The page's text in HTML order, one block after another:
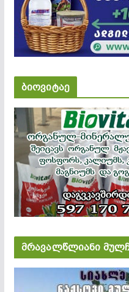
ბიოვიტაე
მრავალწლიანი